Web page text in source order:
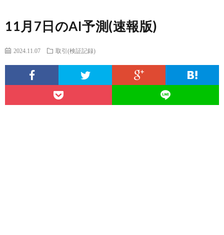
グ
11月7日のAI予測(速報版)
2024.11.07 取引(検証記録)